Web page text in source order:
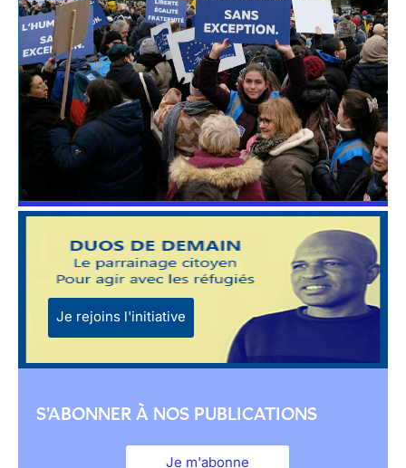
Je rejoins l'initiative
S'ABONNER À NOS PUBLICATIONS
Je m'abonne